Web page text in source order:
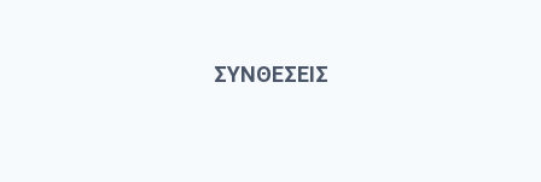
ΣΥΝΘΕΣΕΙΣ